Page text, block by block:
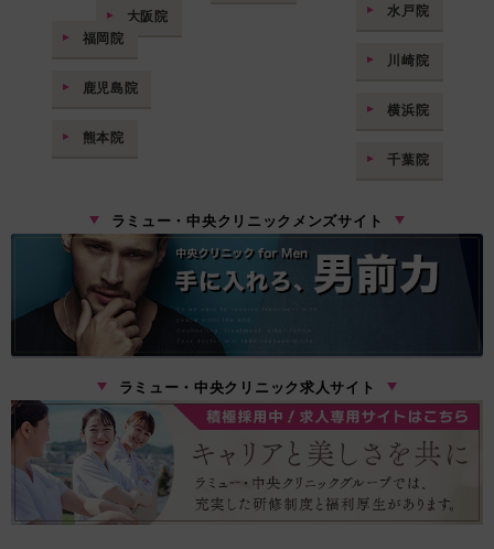
水戸院
川崎院
横浜院
千葉院
大阪院
福岡院
鹿児島院
熊本院
ラミュー・中央クリニックメンズサイト
ラミュー・中央クリニック求人サイト